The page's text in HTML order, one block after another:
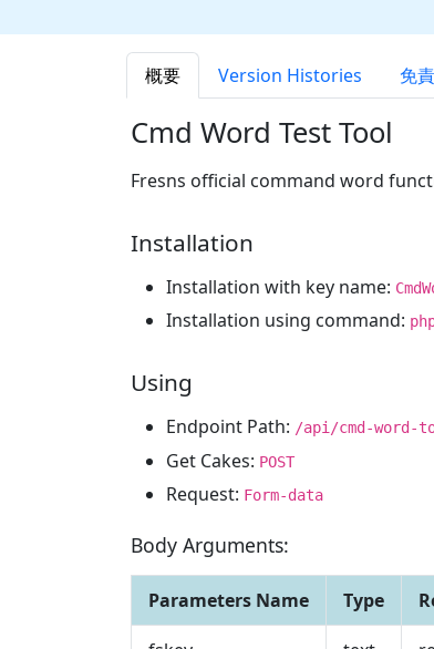
概要 Version Histories 免
Cmd Word Test Tool
Fresns official command word
Installation
Installation with key name:
Installation using command:
Using
Endpoint Path: /api/cmd-word-
Get Cakes: POST
Request: Form-data
Body Arguments:
Parameters Name Type